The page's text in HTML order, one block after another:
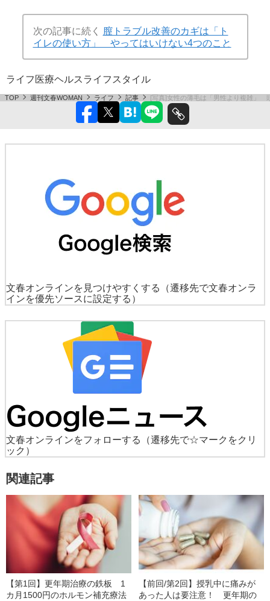
次の記事に続く
膣トラブル改善のカギは「ト
イレの使い方」 やってはいけない4つのこと
ライフ 医療ヘルスライフスタイル
TOP 週刊文春WOMAN ライフ 記事 [写真]女性の薄毛は「男性より複雑」
文春オンラインを見つけやすくする
（遷移先で文春オンラ
インを優先ソースに設定する）
文春オンラインをフォローする
（遷移先で☆マークをクリ
ック）
関連記事
【第1回】更年期治療の鉄板 1
カ月1500円のホルモン補充療法
【前回/第2回】授乳中に痛みが
あった人は要注意！ 更年期の